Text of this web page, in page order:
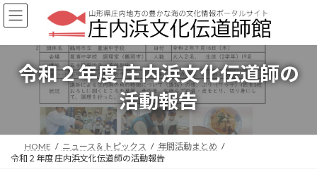
コ
ン
ン
プ
ナ
ビ
ー
動
令和２年度 庄内浜文化伝道師の
活動報告
HOME ニュース＆トピックス
年間活動まとめ
令和２年度 庄内浜文化伝道師の活動報告